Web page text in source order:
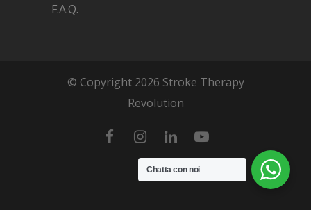
F.A.Q.
© Copyright 2026 Stroke Therapy
Revolution
Chatta con noi